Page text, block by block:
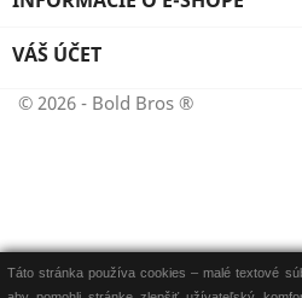
Táto stránka používa cookies – malé textové
VÁŠ ÚČET
© 2026 - Bold Bros ®